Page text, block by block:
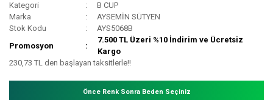
Kategori
B CUP
Marka
AYSEMİN SÜTYEN
Stok Kodu
AYS5068B
Promosyon
7.500 TL Üzeri %10 İndirim ve Ücretsiz
Kargo
230,73 TL den başlayan taksitlerle!!
Önce Renk Sonra Beden Seçiniz